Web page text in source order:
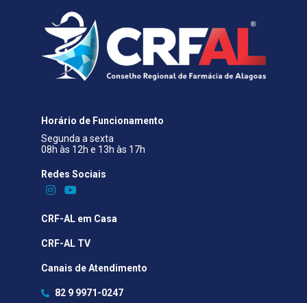
Horário de Funcionamento
Segunda a sexta
08h às 12h e 13h às 17h
Redes Sociais​
CRF-AL em Casa
CRF-AL TV
Canais de Atendimento
82 9 9971-0247